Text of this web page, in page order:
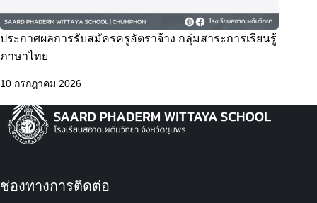
ประกาศผลการรับสมัครครูอัตราจ้าง กลุ่มสาระการเรียนรู้
ภาษาไทย
10 กรกฎาคม 2026
ช่องทางการติดต่อ